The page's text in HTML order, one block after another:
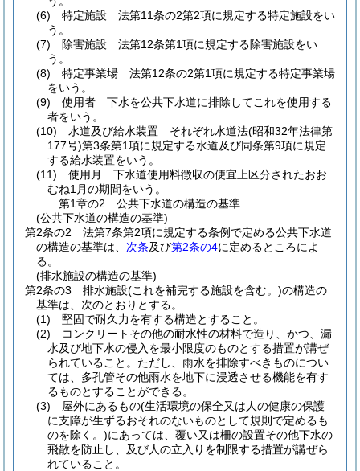
(6)
特定施設 法第11条の2第2項に規定する特定施設をい
う。
(7)
除害施設 法第12条第1項に規定する除害施設をい
う。
(8)
特定事業場 法第12条の2第1項に規定する特定事業場
をいう。
(9)
使用者 下水を公共下水道に排除してこれを使用する
者をいう。
(10)
水道及び給水装置 それぞれ水道法(昭和32年法律第
177号)第3条第1項に規定する水道及び同条第9項に規定
する給水装置をいう。
(11)
使用月 下水道使用料徴収の便宜上区分されたおお
むね1月の期間をいう。
第1章の2
公共下水道の構造の基準
(公共下水道の構造の基準)
第2条の2
法第7条第2項に規定する条例で定める公共下水道
の構造の基準は、 次条及び第2条の4に定めるところによ
る。
(排水施設の構造の基準)
第2条の3
排水施設(これを補完する施設を含む。)の構造の
基準は、次のとおりとする。
(1)
堅固で耐久力を有する構造とすること。
(2)
コンクリートその他の耐水性の材料で造り、かつ、漏
水及び地下水の侵入を最小限度のものとする措置が講ぜ
られていること。 ただし、雨水を排除すべきものについ
ては、多孔管その他雨水を地下に浸透させる機能を有す
るものとすることができる。
(3)
屋外にあるもの(生活環境の保全又は人の健康の保護
に支障が生ずるおそれのないものとして規則で定めるも
のを除く。)にあっては、覆い又は柵の設置その他下水の
飛散を防止し、及び人の立入りを制限する措置が講ぜら
れていること。